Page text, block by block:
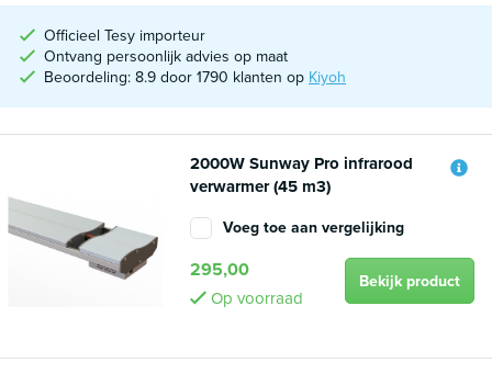
Officieel Tesy importeur
Ontvang persoonlijk advies op maat
Beoordeling: 8.9 door 1790 klanten op Kiyoh
2000W Sunway Pro infrarood
verwarmer (45 m3)
Voeg toe aan vergelijking
295,00
Op voorraad
Bekijk product